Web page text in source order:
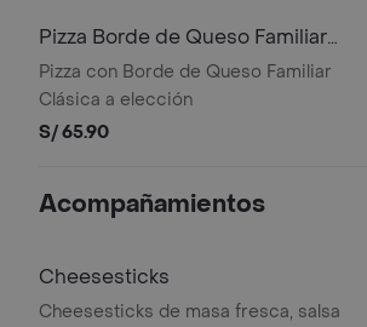
Pizza Borde de Queso Familiar
Clásica
Pizza con Borde de Queso Familiar
Clásica a elección
S/ 65.90
Acompañamientos
Cheesesticks
Cheesesticks de masa fresca, salsa